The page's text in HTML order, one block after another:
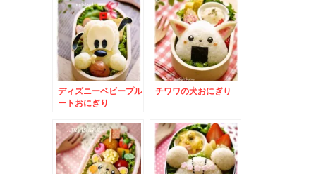
ディズニーベビープル
ートおにぎり
チワワの犬おにぎり